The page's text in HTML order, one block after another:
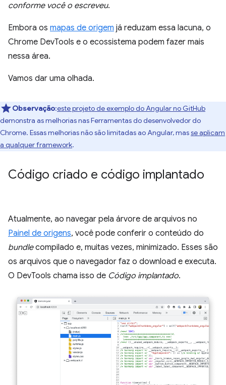
conforme você o escreveu.
Embora os mapas de origem já reduzam essa lacuna, o
Chrome DevTools e o ecossistema podem fazer mais
nessa área.
Vamos dar uma olhada.
Observação:este projeto de exemplo do Angular no GitHub
demonstra as melhorias nas Ferramentas do desenvolvedor do
Chrome. Essas melhorias não são limitadas ao Angular, masse aplicam
a qualquer framework.
Código criado e código implantado
Atualmente, ao navegar pela árvore de arquivos no
Painel de origens, você pode conferir o conteúdo do
bundlecompilado e, muitas vezes, minimizado. Esses são
os arquivos que o navegador faz o download e executa.
O DevTools chama isso de Código implantado.